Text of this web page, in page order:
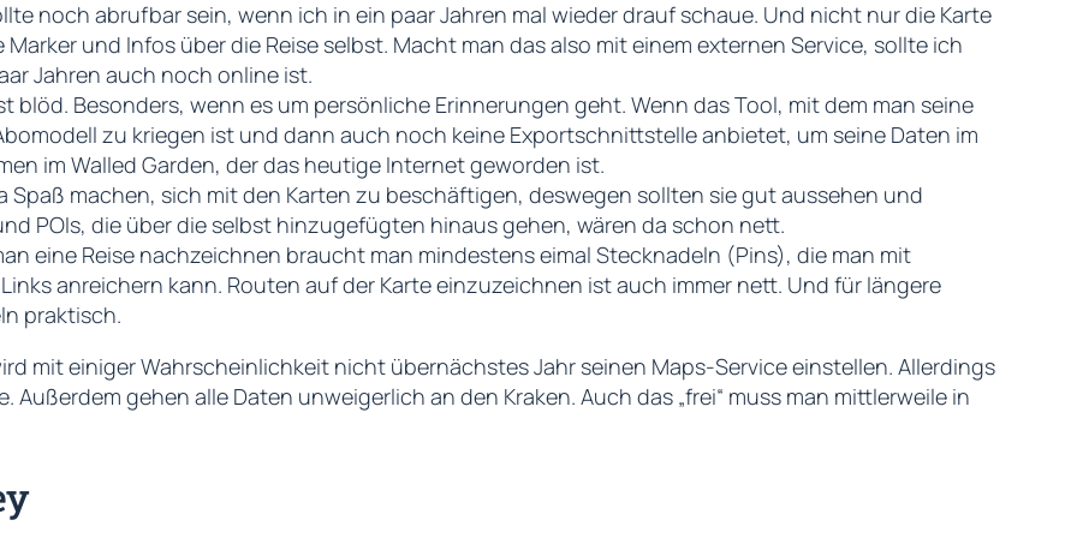
noch abrufbar sein, wenn ich in ein paar Jahren mal wieder drauf schaue. Und nicht nur die Karte
und Infos über die Reise selbst. Macht man das also mit einem externen Service, sollte ich
Jahren auch noch online ist.
blöd. Besonders, wenn es um persönliche Erinnerungen geht. Wenn das Tool, mit dem man seine
zu kriegen ist und dann auch noch keine Exportschnittstelle anbietet, um seine Daten im
im Walled Garden, der das heutige Internet geworden ist.
machen, sich mit den Karten zu beschäftigen, deswegen sollten sie gut aussehen und
POIs, die über die selbst hinzugefügten hinaus gehen, wären da schon nett.
eine Reise nachzeichnen braucht man mindestens eimal Stecknadeln (Pins), die man mit
anreichern kann. Routen auf der Karte einzuzeichnen ist auch immer nett. Und für längere
praktisch.
mit einiger Wahrscheinlichkeit nicht übernächstes Jahr seinen Maps-Service einstellen. Allerdings
gehen alle Daten unweigerlich an den Kraken. Auch das „frei“ muss man mittlerweile in